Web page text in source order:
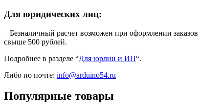
Для юридических лиц:
– Безналичный расчет возможен при оформлении заказов
свыше 500 рублей.
Подробнее в разделе “Для юрлиц и ИП“.
Либо по почте: info@arduino54.ru
Популярные товары